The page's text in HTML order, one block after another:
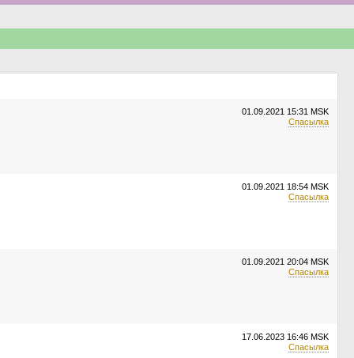
01.09.2021 15:31 MSK
Спасылка
01.09.2021 18:54 MSK
Спасылка
01.09.2021 20:04 MSK
Спасылка
17.06.2023 16:46 MSK
Спасылка